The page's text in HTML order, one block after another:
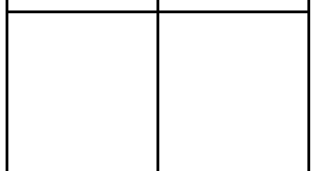
Ширина: 160 см
Ширина: 121 см